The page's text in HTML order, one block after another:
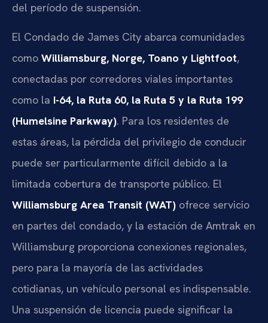
del período de suspensión.
El Condado de James City abarca comunidades
como Williamsburg, Norge, Toano y Lightfoot,
conectadas por corredores viales importantes
como la I-64, la Ruta 60, la Ruta 5 y la Ruta 199
(Humelsine Parkway). Para los residentes de
estas áreas, la pérdida del privilegio de conducir
puede ser particularmente difícil debido a la
limitada cobertura de transporte público. El
Williamsburg Area Transit (WAT) ofrece servicio
en partes del condado, y la estación de Amtrak en
Williamsburg proporciona conexiones regionales,
pero para la mayoría de las actividades
cotidianas, un vehículo personal es indispensable.
Una suspensión de licencia puede significar la